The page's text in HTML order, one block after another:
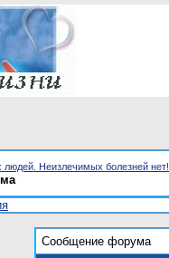
Неизлечимых болезней нет!
Сообщение форума